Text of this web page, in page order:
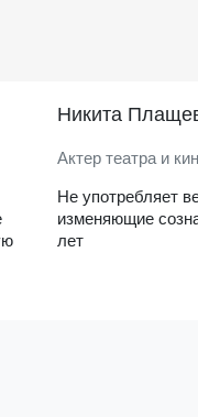
Никита
Актер театра и
Не употребляет
изменяющие
лет